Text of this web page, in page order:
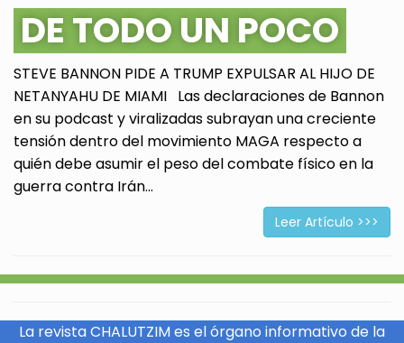
DE TODO UN POCO
STEVE BANNON PIDE A TRUMP EXPULSAR AL HIJO DE
NETANYAHU DE MIAMI Las declaraciones de Bannon
en su podcast y viralizadas subrayan una creciente
tensión dentro del movimiento MAGA respecto a
quién debe asumir el peso del combate físico en la
guerra contra Irán...
Leer Artículo >>>
La revista CHALUTZIM es el órgano informativo de la